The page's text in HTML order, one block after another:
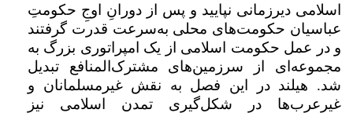
اسلامی دیرزمانی نپایید و پس از دورانِ اوجِ حکومتِ
عباسیان حکومت‌های محلی به‌سرعت قدرت گرفتند
و در عمل حکومت اسلامی از یک امپراتوری بزرگ به
مجموعه‌ای از سرزمین‌های مشترک‌المنافع تبدیل
شد. هیلند در این فصل به نقش غیرمسلمانان و
غیرعرب‌ها در شکل‌گیری تمدن اسلامی نیز